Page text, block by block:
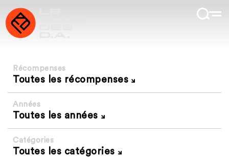
Récompenses
Toutes les récompenses
Années
Toutes les années
Catégories
Toutes les catégories